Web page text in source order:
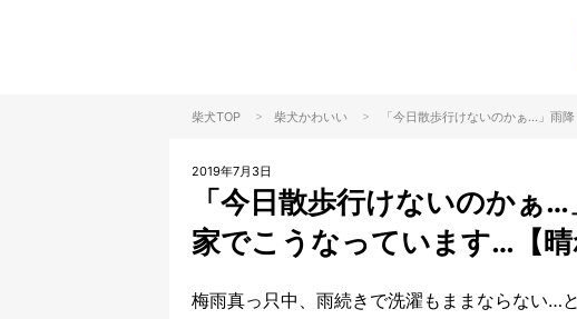
柴犬TOP > 柴犬かわいい > 「今日散歩行けないのかぁ…」雨
2019年7月3日
「今日散歩行けないのかぁ
家でこうなっています…【晴
梅雨真っ只中、雨続きで洗濯もままならない…